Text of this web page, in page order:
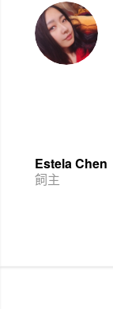
Estela Chen
飼主